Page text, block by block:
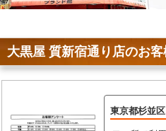
大黒屋 質新宿通り店のお
東京都杉並